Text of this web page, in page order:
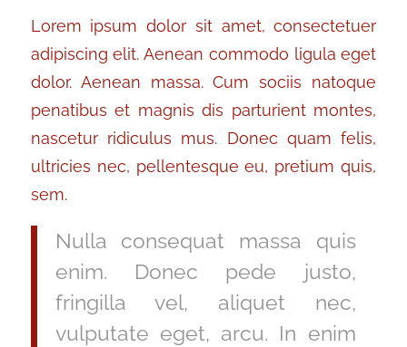
Lorem ipsum dolor sit amet, consectetuer
adipiscing elit. Aenean commodo ligula eget
dolor. Aenean massa. Cum sociis natoque
penatibus et magnis dis parturient montes,
nascetur ridiculus mus. Donec quam felis,
ultricies nec, pellentesque eu, pretium quis,
sem.
Nulla consequat massa quis
enim. Donec pede justo,
fringilla vel, aliquet nec,
vulputate eget, arcu. In enim